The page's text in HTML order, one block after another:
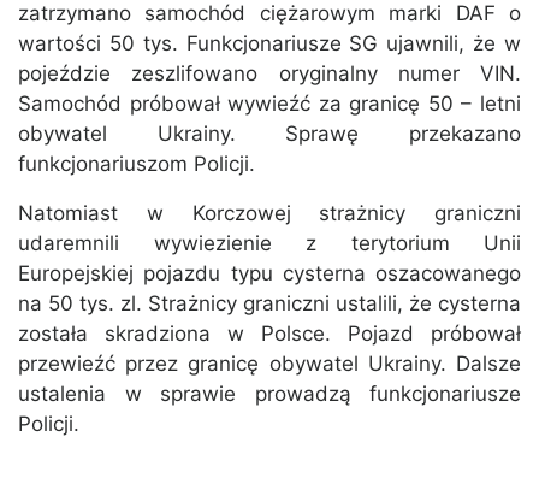
zatrzymano samochód ciężarowym marki DAF o
wartości 50 tys. Funkcjonariusze SG ujawnili, że w
pojeździe zeszlifowano oryginalny numer VIN.
Samochód próbował wywieźć za granicę 50 – letni
obywatel Ukrainy. Sprawę przekazano
funkcjonariuszom Policji.
Natomiast w Korczowej strażnicy graniczni
udaremnili wywiezienie z terytorium Unii
Europejskiej pojazdu typu cysterna oszacowanego
na 50 tys. zl. Strażnicy graniczni ustalili, że cysterna
została skradziona w Polsce. Pojazd próbował
przewieźć przez granicę obywatel Ukrainy. Dalsze
ustalenia w sprawie prowadzą funkcjonariusze
Policji.